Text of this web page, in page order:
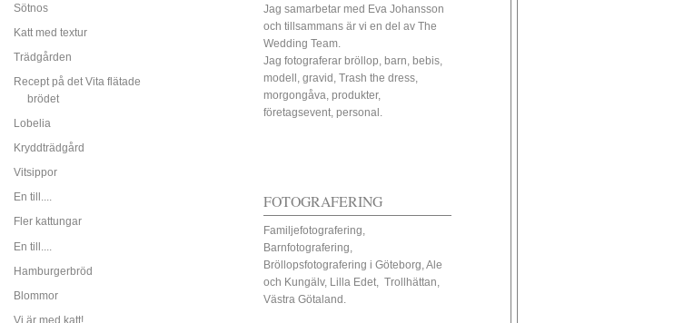
Sötnos
Katt med textur
Trädgården
Recept på det Vita flätade
brödet
Lobelia
Kryddträdgård
Vitsippor
En till....
Fler kattungar
En till....
Hamburgerbröd
Blommor
Vi är med katt!
Jag samarbetar med Eva Johansson
och tillsammans är vi en del av The
Wedding Team.
Jag fotograferar bröllop, barn, bebis,
modell, gravid, Trash the dress,
morgongåva, produkter,
företagsevent, personal.
FOTOGRAFERING
Familjefotografering,
Barnfotografering,
Bröllopsfotografering i Göteborg, Ale
och Kungälv, Lilla Edet, Trollhättan,
Västra Götaland.